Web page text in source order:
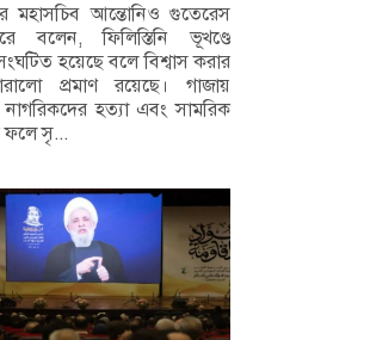
মহাসচিব আন্তোনিও গুতেরেস
বলেন, ফিলিস্তিনি ভূখণ্ডে
হয়েছে বলে বিশ্বাস করার
প্রমাণ রয়েছে। গাজায়
নাগরিকদের হত্যা এবং সামরিক
ফলে সৃ...